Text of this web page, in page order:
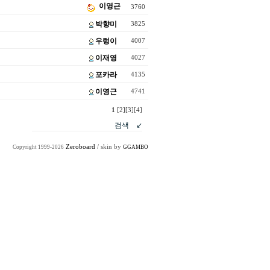
이영근 3760
박향미 3825
우렁이 4007
이재영 4027
포카라 4135
이영근 4741
1 [2] [3] [4]
Copyright 1999-2026 Zeroboard / skin by GGAMBO